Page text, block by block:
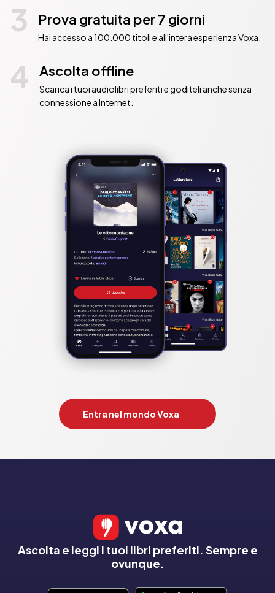
3 Prova gratuita per 7 giorni
Hai accesso a 100.000 titoli e all'intera esperienza Voxa.
4 Ascolta offline
Scarica i tuoi audiolibri preferiti e goditeli anche senza
connessione a Internet.
Entra nel mondo Voxa
Ascolta e leggi i tuoi libri preferiti. Sempre e
ovunque.